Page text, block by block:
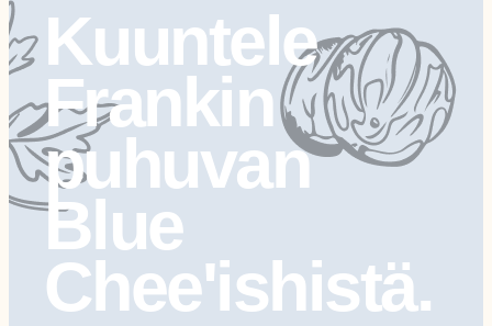
Kuuntele
Frankin
puhuvan
Blue
Chee'ishistä.